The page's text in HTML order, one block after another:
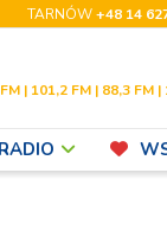
TARNÓW+48 14
| 101,2 FM | 88,3 FM |
RADIO